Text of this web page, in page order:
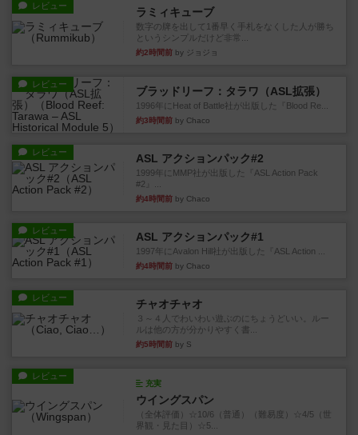
レビュー ラミィキューブ
数字の牌を出して1番早く手札をなくした人が勝ち
というシンプルだけど非常...
約2時間前 by ジョジョ
レビュー
ブラッドリーフ：タラワ（ASL拡張）
1996年にHeat of Battle社が出版した『Blood Re...
約3時間前 by Chaco
レビュー ASL アクションパック#2
1999年にMMP社が出版した『ASL Action Pack
#2』...
約4時間前 by Chaco
レビュー ASL アクションパック#1
1997年にAvalon Hill社が出版した『ASL Action ...
約4時間前 by Chaco
レビュー チャオチャオ
３～４人でわいわい遊ぶのにちょうどいい。ルー
ルは他の方が分かりやすく書...
約5時間前 by S
レビュー
充実
ウイングスパン
（全体評価）☆10/6（普通）（難易度）☆4/5（世
界観・見た目）☆5...